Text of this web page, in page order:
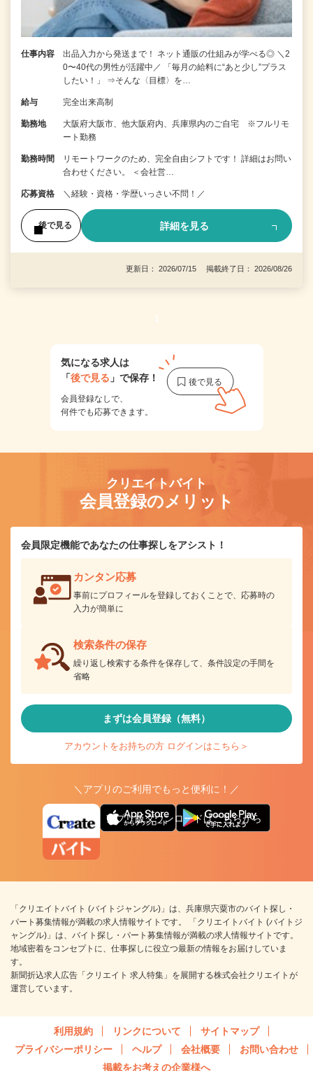
仕事内容
出品入力から発送まで！ ネット通販の仕組みが学べる◎ ＼2
0〜40代の男性が活躍中／ 「毎月の給料に“あと少し”プラス
したい！」 ⇒そんな〈目標〉を…
給与 完全出来高制
勤務地
大阪府大阪市、他大阪府内、兵庫県内のご自宅 ※フルリモ
ート勤務
勤務時間
リモートワークのため、完全自由シフトです！ 詳細はお問い
合わせください。 ＜会社営…
応募資格 ＼経験・資格・学歴いっさい不問！／
後で見る 詳細を見る
更新日： 2026/07/15 掲載終了日： 2026/08/26
1
気になる求人は
「後で見る 」で保存！
会員登録なしで、
何件でも応募できます。
クリエイトバイト
会員登録のメリット
会員限定機能であなたの仕事探しをアシスト！
カンタン応募
事前にプロフィールを登録しておくことで、応募時の
入力が簡単に
検索条件の保存
繰り返し検索する条件を保存して、条件設定の手間を
省略
まずは会員登録（無料）
アカウントをお持ちの方 ログインはこちら＞
＼アプリのご利用でもっと便利に！／
アプリ版ダウンロードはこちらから
「クリエイトバイト (バイトジャングル)」は、兵庫県宍粟市のバイト探し・
パート募集情報が満載の求人情報サイトです。 「クリエイトバイト (バイトジ
ャングル)」は、バイト探し・パート募集情報が満載の求人情報サイトです。
地域密着をコンセプトに、仕事探しに役立つ最新の情報をお届けしていま
す。
新聞折込求人広告「クリエイト 求人特集」を展開する株式会社クリエイトが
運営しています。
利用規約 リンクについて
サイトマップ
プライバシーポリシー
ヘルプ 会社概要
お問い合わせ
掲載をお考えの企業様へ